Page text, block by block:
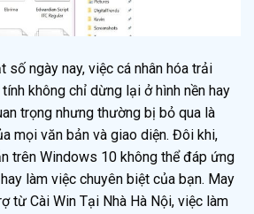
số ngày nay, việc cá nhân hóa trải
không chỉ dừng lại ở hình nền hay
trọng nhưng thường bị bỏ qua là
mọi văn bản và giao diện. Đôi khi,
trên Windows 10 không thể đáp ứng
làm việc chuyên biệt của bạn. May
từ Cài Win Tại Nhà Hà Nội, việc làm